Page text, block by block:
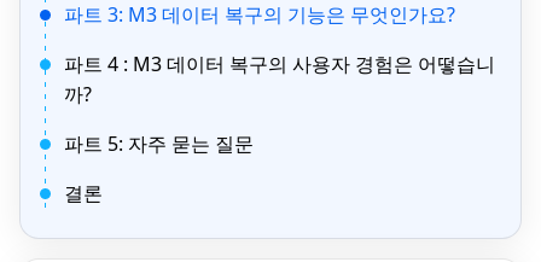
파트 3: M3 데이터 복구의 기능은 무엇인가요?
파트 4 : M3 데이터 복구의 사용자 경험은 어떻습니
까?
파트 5: 자주 묻는 질문
결론